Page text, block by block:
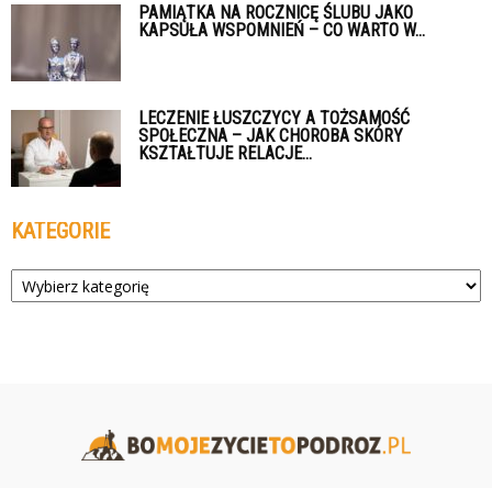
PAMIĄTKA NA ROCZNICĘ ŚLUBU JAKO
KAPSUŁA WSPOMNIEŃ – CO WARTO W...
LECZENIE ŁUSZCZYCY A TOŻSAMOŚĆ
SPOŁECZNA – JAK CHOROBA SKÓRY
KSZTAŁTUJE RELACJE...
KATEGORIE
Kategorie